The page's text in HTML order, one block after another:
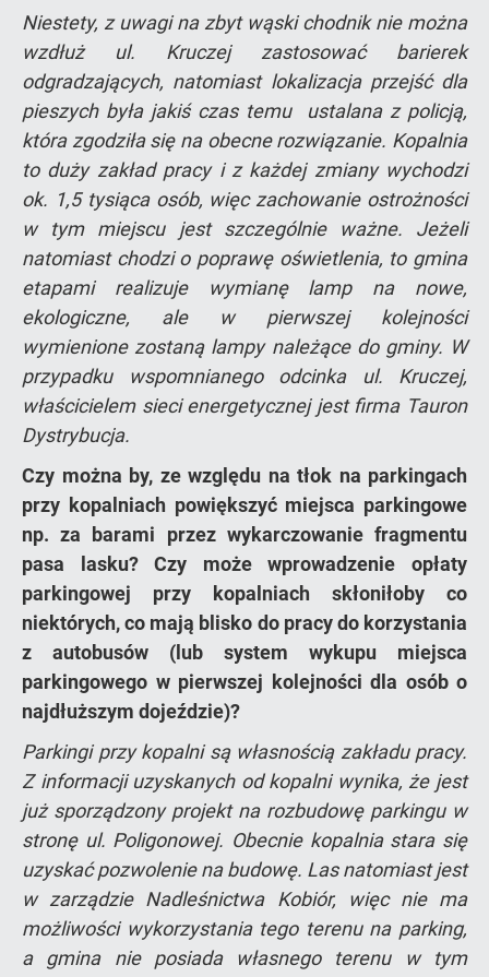
Niestety, z uwagi na zbyt wąski chodnik nie można
wzdłuż ul. Kruczej zastosować barierek
odgradzających, natomiast lokalizacja przejść dla
pieszych była jakiś czas temu ustalana z policją,
która zgodziła się na obecne rozwiązanie. Kopalnia
to duży zakład pracy i z każdej zmiany wychodzi
ok. 1,5 tysiąca osób, więc zachowanie ostrożności
w tym miejscu jest szczególnie ważne. Jeżeli
natomiast chodzi o poprawę oświetlenia, to gmina
etapami realizuje wymianę lamp na nowe,
ekologiczne, ale w pierwszej kolejności
wymienione zostaną lampy należące do gminy. W
przypadku wspomnianego odcinka ul. Kruczej,
właścicielem sieci energetycznej jest firma Tauron
Dystrybucja.
Czy można by, ze względu na tłok na parkingach
przy kopalniach powiększyć miejsca parkingowe
np. za barami przez wykarczowanie fragmentu
pasa lasku? Czy może wprowadzenie opłaty
parkingowej przy kopalniach skłoniłoby co
niektórych, co mają blisko do pracy do korzystania
z autobusów (lub system wykupu miejsca
parkingowego w pierwszej kolejności dla osób o
najdłuższym dojeździe)?
Parkingi przy kopalni są własnością zakładu pracy.
Z informacji uzyskanych od kopalni wynika, że jest
już sporządzony projekt na rozbudowę parkingu w
stronę ul. Poligonowej. Obecnie kopalnia stara się
uzyskać pozwolenie na budowę. Las natomiast jest
w zarządzie Nadleśnictwa Kobiór, więc nie ma
możliwości wykorzystania tego terenu na parking,
a gmina nie posiada własnego terenu w tym